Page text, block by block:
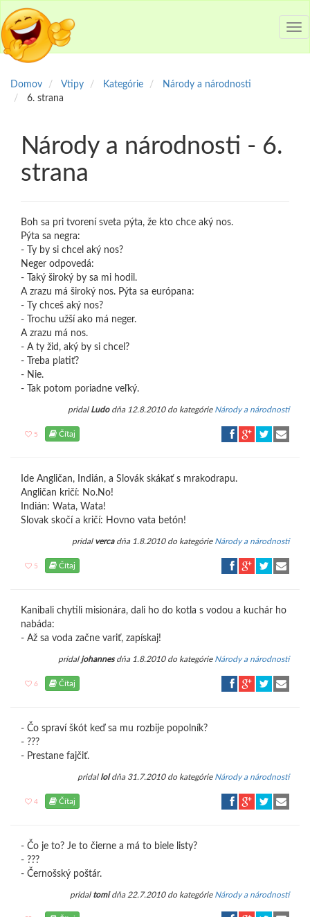
Domov Vtipy Kategórie
Národy a národnosti
6. strana
Národy a národnosti - 6.
strana
Boh sa pri tvorení sveta pýta, že kto chce aký nos.
Pýta sa negra:
- Ty by si chcel aký nos?
Neger odpovedá:
- Taký široký by sa mi hodil.
A zrazu má široký nos. Pýta sa európana:
- Ty chceš aký nos?
- Trochu užší ako má neger.
A zrazu má nos.
- A ty žid, aký by si chcel?
- Treba platiť?
- Nie.
- Tak potom poriadne veľký.
pridal Ludodňa 12.8.2010 do kategórie Národy a národnosti
5 Čítaj
Ide Angličan, Indián, a Slovák skákať s mrakodrapu.
Angličan kričí: No.No!
Indián: Wata, Wata!
Slovak skočí a kričí: Hovno vata betón!
pridal vercadňa 1.8.2010 do kategórie Národy a národnosti
5 Čítaj
Kanibali chytili misionára, dali ho do kotla s vodou a kuchár ho
nabáda:
- Až sa voda začne variť, zapískaj!
pridal johannesdňa 1.8.2010 do kategórie Národy a národnosti
6 Čítaj
- Čo spraví škót keď sa mu rozbije popolník?
- ???
- Prestane fajčiť.
pridal loldňa 31.7.2010 do kategórie Národy a národnosti
4 Čítaj
- Čo je to? Je to čierne a má to biele listy?
- ???
- Černošský poštár.
pridal tomidňa 22.7.2010 do kategórie Národy a národnosti